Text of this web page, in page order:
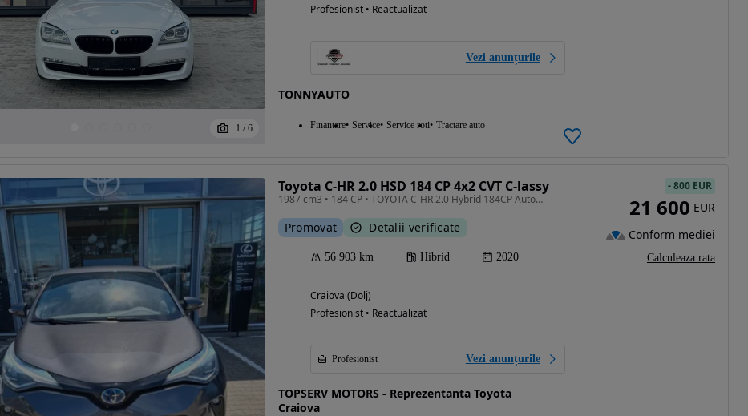
1 / 6
Profesionist • Reactualizat
Vezi anunțurile
TONNYAUTO
Finantare Service Service roti Tractare auto
Toyota C-HR 2.0 HSD 184 CP 4x2 CVT C-lassy
1987 cm3 • 184 CP • TOYOTA C-HR 2.0 Hybrid 184CP Automată 2020
Promovat Detalii verificate
56 903 km Hibrid 2020
Craiova (Dolj)
Profesionist • Reactualizat
Profesionist Vezi anunțurile
TOPSERV MOTORS - Reprezentanta Toyota
Craiova
-800 EUR
21 600 EUR
Conform mediei
Calculeaza rata